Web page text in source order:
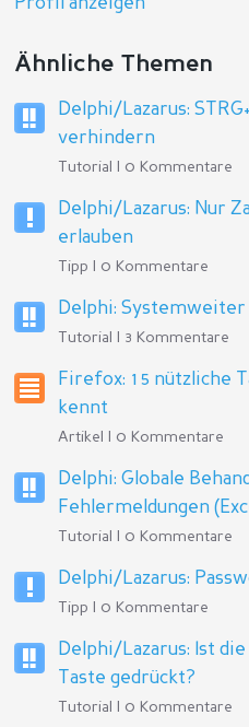
Profil anzeigen
Ähnliche Themen
Delphi/Lazarus:
verhindern
Tutorial | 0 Kommentare
Delphi/Lazarus: Nur
erlauben
Tipp | 0 Kommentare
Delphi:
Tutorial | 3 Kommentare
Firefox: 15 nützliche
kennt
Artikel | 0 Kommentare
Delphi: Globale
Fehlermeldungen
Tutorial | 0 Kommentare
Delphi/Lazarus:
Tipp | 0 Kommentare
Delphi/Lazarus: Ist
Taste gedrückt?
Tutorial | 0 Kommentare